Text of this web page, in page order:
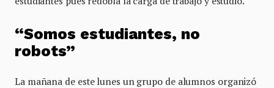
“Somos estudiantes, no
robots”
La mañana de este lunes un grupo de alumnos organizó